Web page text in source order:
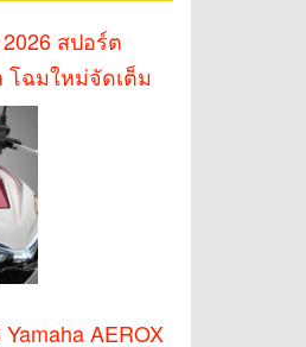
สปอร์ต
โฉมใหม่จัดเต็ม
AEROX